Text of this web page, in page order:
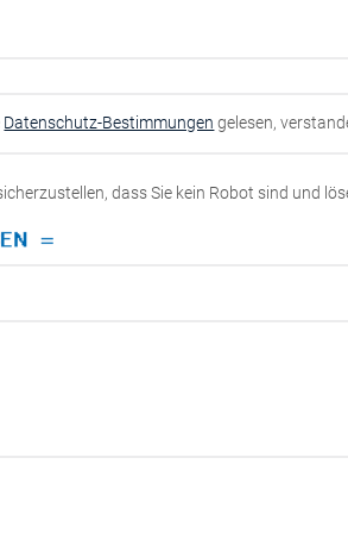
Datenschutz-Bestimmungen gelesen,
dass Sie kein Robot sind und